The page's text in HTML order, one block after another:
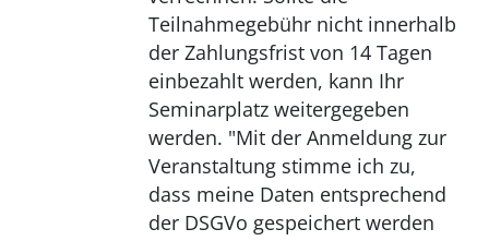
Teilnahmegebühr nicht innerhalb
der Zahlungsfrist von 14 Tagen
einbezahlt werden, kann Ihr
Seminarplatz weitergegeben
werden. "Mit der Anmeldung zur
Veranstaltung stimme ich zu,
dass meine Daten entsprechend
der DSGVo gespeichert werden